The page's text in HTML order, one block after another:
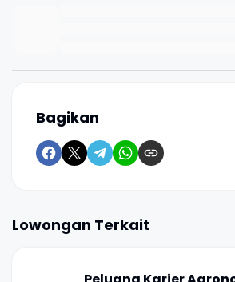
Bagikan
Lowongan Terkait